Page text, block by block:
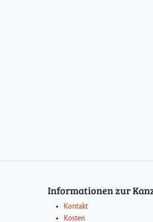
Informationen zur
Kontakt
Kosten